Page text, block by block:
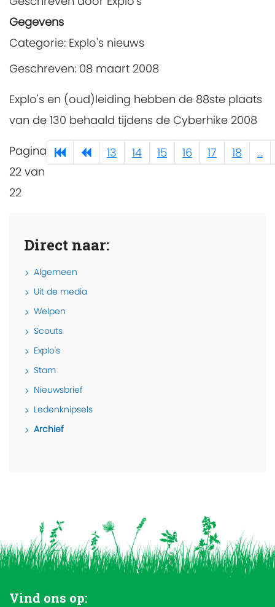
Gegevens
Categorie: Explo's nieuws
Geschreven: 08 maart 2008
Explo's en (oud)leiding hebben de 88ste plaats
van de 130 behaald tijdens de Cyberhike 2008
Pagina
22 van
22
13 14 15 16 17 18 ...
Direct naar:
Algemeen
Uit de media
Welpen
Scouts
Explo's
Stam
Nieuwsbrief
Ledenknipsels
Archief
Vind ons op: